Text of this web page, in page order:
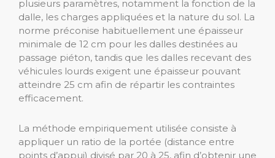
plusieurs paramètres, notamment la fonction de la
dalle, les charges appliquées et la nature du sol. La
norme préconise habituellement une épaisseur
minimale de 12 cm pour les dalles destinées au
passage piéton, tandis que les dalles recevant des
véhicules lourds exigent une épaisseur pouvant
atteindre 25 cm afin de répartir les contraintes
efficacement.
La méthode empiriquement utilisée consiste à
appliquer un ratio de la portée (distance entre
points d’appui) divisé par 20 à 25, afin d’obtenir une